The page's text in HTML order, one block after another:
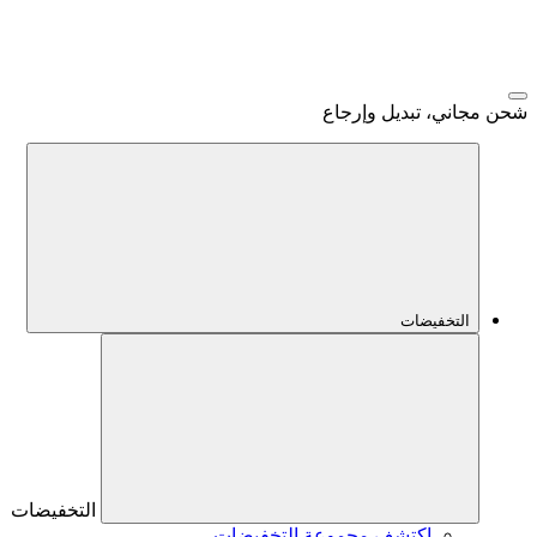
شحن مجاني، تبديل وإرجاع
التخفيضات
التخفيضات